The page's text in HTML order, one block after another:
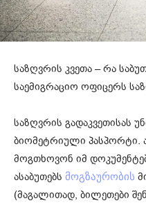
საზღვრის კვეთა – რა
საემიგრაციო ოფიცერს
საზღვრის გადაკვეთისას
ბიომეტრიული პასპორტი.
მოგთხოვონ იმ
ასაბუთებს მოგზაურობის
(მაგალითად, ბილეთები